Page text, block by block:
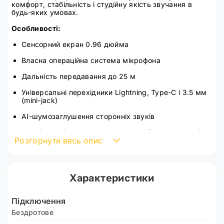
комфорт, стабільність і студійну якість звучання в
будь-яких умовах.
Особливості:
Сенсорний екран 0.96 дюйма
Власна операційна система мікрофона
Дальність передавання до 25 м
Універсальні перехідники Lightning, Type-C і 3.5 мм
(mini-jack)
AI-шумозаглушення сторонніх звуків
Магнітне кріплення до одягу без зайвих затискачів
Можливість змінювати тембр і стиль голосу за
Характеристики:
Типи перехідників адаптера: Lightning, Type-C,
3.5mm
Розгорнути весь опис
Характеристики
Підключення
Бездротове